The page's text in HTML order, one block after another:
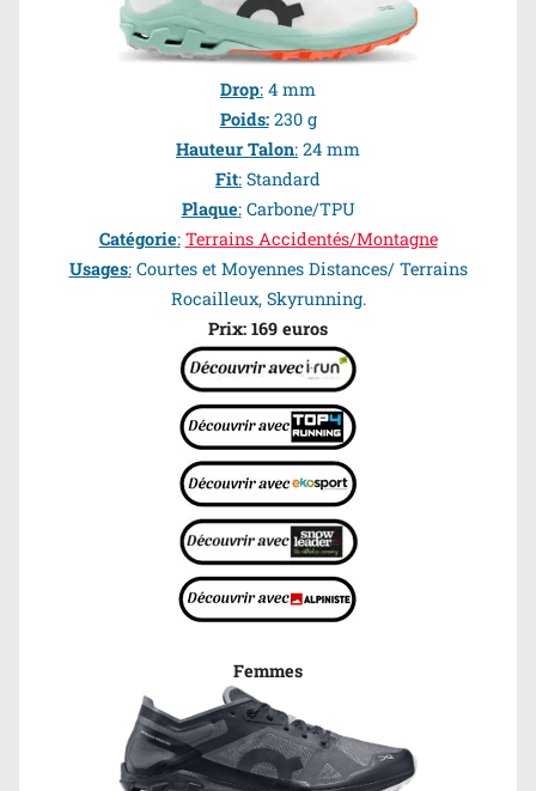
Drop: 4 mm
Poids:230 g
Hauteur Talon: 24 mm
Fit: Standard
Plaque:Carbone/TPU
Catégorie: Terrains Accidentés/Montagne
Usages:Courtes et Moyennes Distances/ Terrains
Rocailleux, Skyrunning.
Prix: 169 euros
Femmes